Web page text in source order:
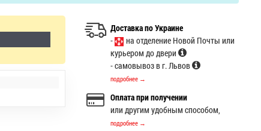
Доставка по Украине
-
на отделение Новой Почты или
курьером до двери
- самовывоз в г. Львов
подробнее →
Оплата при получении
или другим удобным способом,
подробнее →